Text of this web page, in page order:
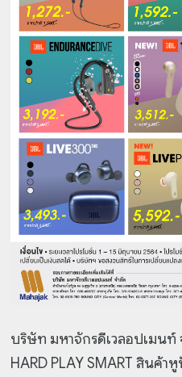
บริษัท มหาจักรดีเวลอปเมนท์
HARD PLAY SMART สินค้